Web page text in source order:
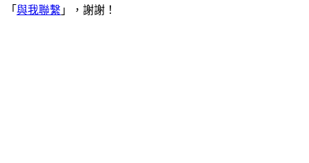
「 與我聯繫 」，謝謝！